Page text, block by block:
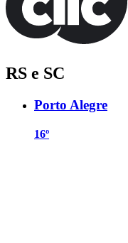
RS e SC
Porto Alegre
16º